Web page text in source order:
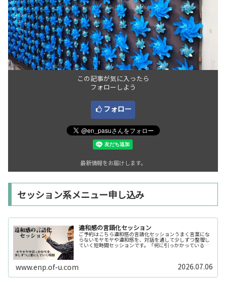
この記事が気に入ったら
フォローしよう
フォロー
最新情報をお届けします。
セッション系メニュー申し込み
違和感の言語化セッション
ご予約はこちら違和感の言語化セッションうまく言葉にな
らないモヤモヤや違和感を、対話を通して少しずつ整理し
ていく短時間セッションです。「何に引っかかっているの
www.enp.of-u.com 2026.07.06